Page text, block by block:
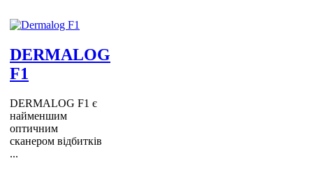
DERMALOG
F1
DERMALOG F1 є
найменшим
оптичним
сканером відбитків
...